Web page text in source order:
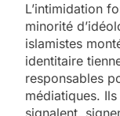
L’intimidation
minorité
islamistes
identitaire
responsables
médiatiques.